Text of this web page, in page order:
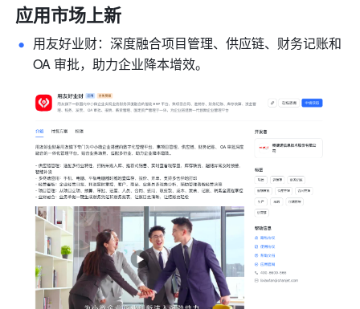
应用市场上新
用友好业财：深度融合项目管理、供应链、财务记账和
OA 审批，助力企业降本增效。